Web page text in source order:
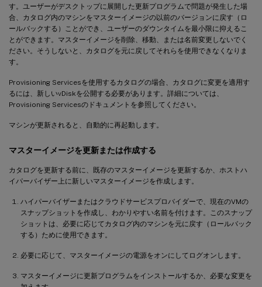
す。ユーザーがデスクトップに展開した更新プログラムで問題が発生した場
合、カタログ内のマシンをマスターイメージの以前のバージョンに戻す（ロ
ールバックする）ことができ、ユーザーのダウンタイムを最小限に抑えるこ
とができます。マスターイメージを削除、移動、または名前変更しないでく
ださい。そうしないと、カタログを元に戻してそれらを使用できなくなりま
す。
Provisioning Servicesを使用するカタログの場合、カタログに変更を適用す
るには、新しいvDiskを公開する必要があります。詳細については、
Provisioning Servicesのドキュメントを参照してください。
マシンが更新されると、自動的に再起動します。
マスターイメージを更新または作成する
カタログを更新する前に、既存のマスターイメージを更新するか、ホストハ
イパーバイザー上に新しいマスターイメージを作成します。
ハイパーバイザーまたはクラウドサービスプロバイダーで、現在のVMの
スナップショットを作成し、わかりやすい名前を付けます。このスナップ
ショットは、必要に応じてカタログ内のマシンを元に戻す（ロールバック
する）ために使用できます。
必要に応じて、マスターイメージの電源をオンにしてログオンします。
マスターイメージに更新プログラムをインストールするか、必要な変更を